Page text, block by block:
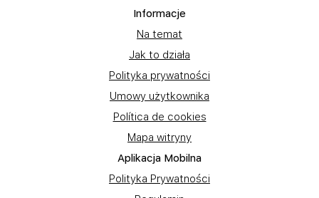
Informacje
Na temat
Jak to działa
Polityka prywatności
Umowy użytkownika
Política de cookies
Mapa witryny
Aplikacja Mobilna
Polityka Prywatności